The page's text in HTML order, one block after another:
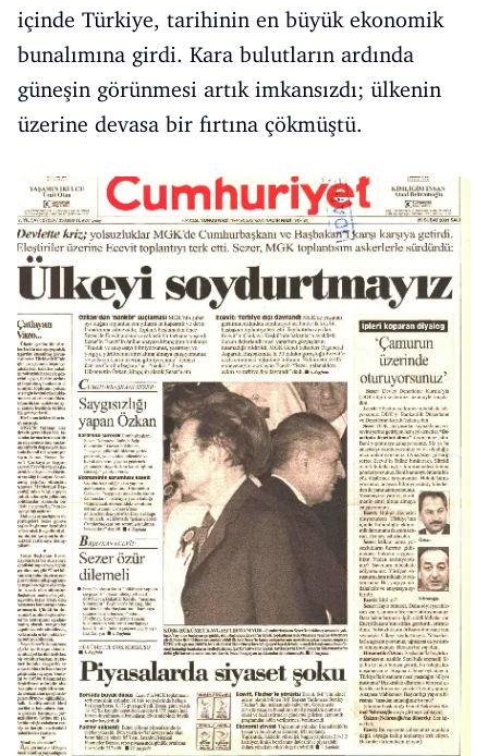
içinde Türkiye, tarihinin en büyük ekonomik
bunalımına girdi. Kara bulutların ardında
güneşin görünmesi artık imkansızdı; ülkenin
üzerine devasa bir fırtına çökmüştü.